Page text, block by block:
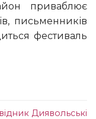
приваблює
письменників
фестиваль
Диявольські